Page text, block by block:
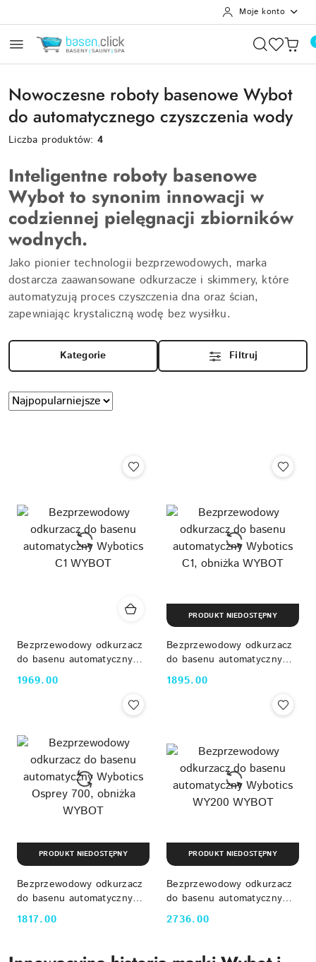
Moje konto
Nowoczesne roboty basenowe Wybot
do automatycznego czyszczenia wody
Liczba produktów:4
Inteligentne roboty basenowe
Wybot to synonim innowacji w
codziennej pielęgnacji zbiorników
wodnych.
Jako pionier technologii bezprzewodowych, marka
dostarcza zaawansowane odkurzacze i skimmery, które
automatyzują proces czyszczenia dna oraz ścian,
zapewniając krystaliczną wodę bez wysiłku.
Kategorie Filtruj
Zastosowano
sortowanie:
Sortuj
według
Bezprzewodowy odkurzacz
do basenu automatyczny
Wybotics C1 WYBOT
Cena:
1969.00
Bezprzewodowy odkurzacz
do basenu automatyczny
Wybotics C1, obniżka
WYBOT
Cena:
1895.00
PRODUKT NIEDOSTĘPNY
Bezprzewodowy odkurzacz
do basenu automatyczny
Wybotics Osprey 700,
obniżka WYBOT
Cena:
1817.00
PRODUKT NIEDOSTĘPNY
Bezprzewodowy odkurzacz
do basenu automatyczny
Wybotics WY200 WYBOT
Cena:
2736.00
PRODUKT NIEDOSTĘPNY